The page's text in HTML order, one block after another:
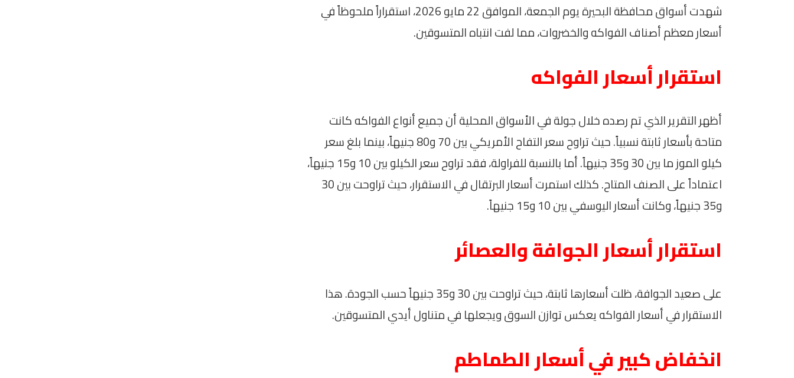
شهدت أسواق محافظة البحيرة يوم الجمعة، الموافق 22 مايو 2026، استقراراً ملحوظاً في
أسعار معظم أصناف الفواكه والخضروات، مما لفت انتباه المتسوقين.
استقرار أسعار الفواكه
أظهر التقرير الذي تم رصده خلال جولة في الأسواق المحلية أن جميع أنواع الفواكه كانت
متاحة بأسعار ثابتة نسبياً. حيث تراوح سعر التفاح الأمريكي بين 70 و80 جنيهاً، بينما بلغ سعر
كيلو الموز ما بين 30 و35 جنيهاً. أما بالنسبة للفراولة، فقد تراوح سعر الكيلو بين 10 و15 جنيهاً،
اعتماداً على الصنف المتاح. كذلك استمرت أسعار البرتقال في الاستقرار، حيث تراوحت بين 30
و35 جنيهاً، وكانت أسعار اليوسفي بين 10 و15 جنيهاً.
استقرار أسعار الجوافة والعصائر
على صعيد الجوافة، ظلت أسعارها ثابتة، حيث تراوحت بين 30 و35 جنيهاً حسب الجودة. هذا
الاستقرار في أسعار الفواكه يعكس توازن السوق ويجعلها في متناول أيدي المتسوقين.
انخفاض كبير في أسعار الطماطم